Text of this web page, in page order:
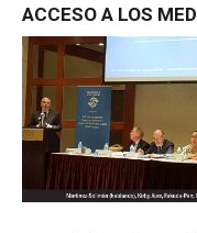
ACCESO A LOS